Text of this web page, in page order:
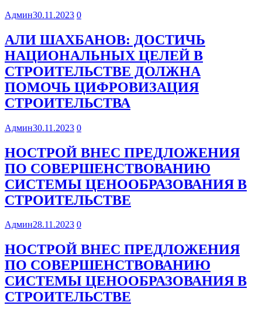
Админ30.11.2023 0
АЛИ ШАХБАНОВ: ДОСТИЧЬ
НАЦИОНАЛЬНЫХ ЦЕЛЕЙ В
СТРОИТЕЛЬСТВЕ ДОЛЖНА
ПОМОЧЬ ЦИФРОВИЗАЦИЯ
СТРОИТЕЛЬСТВА
Админ30.11.2023 0
НОСТРОЙ ВНЕС ПРЕДЛОЖЕНИЯ
ПО СОВЕРШЕНСТВОВАНИЮ
СИСТЕМЫ ЦЕНООБРАЗОВАНИЯ В
СТРОИТЕЛЬСТВЕ
Админ28.11.2023 0
НОСТРОЙ ВНЕС ПРЕДЛОЖЕНИЯ
ПО СОВЕРШЕНСТВОВАНИЮ
СИСТЕМЫ ЦЕНООБРАЗОВАНИЯ В
СТРОИТЕЛЬСТВЕ